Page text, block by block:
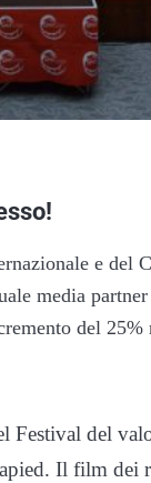
e del
media
del 25%
del
Il film dei